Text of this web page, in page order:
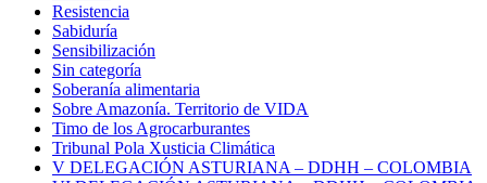
Resistencia
Sabiduría
Sensibilización
Sin categoría
Soberanía alimentaria
Sobre Amazonía. Territorio de VIDA
Timo de los Agrocarburantes
Tribunal Pola Xusticia Climática
V DELEGACIÓN ASTURIANA – DDHH – COLOMBIA